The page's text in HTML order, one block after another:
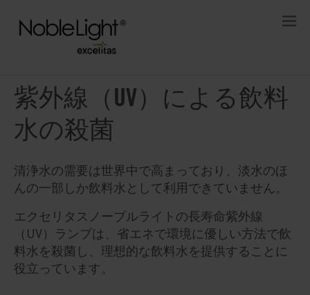
紫外線（UV）による飲料
水の殺菌
清浄水の需要は世界中で高まっており、淡水のほ
んの一部しか飲料水として利用できていません。
エクセリタスノーブルライトの長寿命紫外線
（UV）ランプは、省エネで環境に優しい方法で飲
料水を殺菌し、理想的な飲料水を提供することに
役立っています。